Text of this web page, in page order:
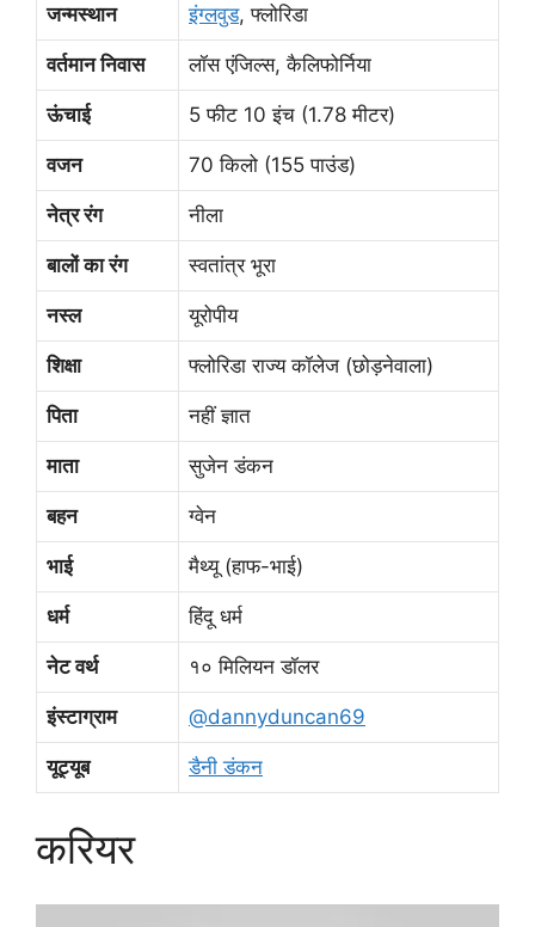
जन्मस्थान इंग्लवुड, फ्लोरिडा
वर्तमान निवास लॉस एंजिल्स, कैलिफोर्निया
ऊंचाई 5 फीट 10 इंच (1.78 मीटर)
वजन 70 किलो (155 पाउंड)
नेत्र रंग नीला
बालों का रंग स्वतांत्र भूरा
नस्ल यूरोपीय
शिक्षा फ्लोरिडा राज्य कॉलेज (छोड़नेवाला)
पिता नहीं ज्ञात
माता सुजेन डंकन
बहन ग्वेन
भाई मैथ्यू (हाफ-भाई)
धर्म हिंदू धर्म
नेट वर्थ १० मिलियन डॉलर
इंस्टाग्राम @dannyduncan69
यूट्यूब डैनी डंकन
करियर